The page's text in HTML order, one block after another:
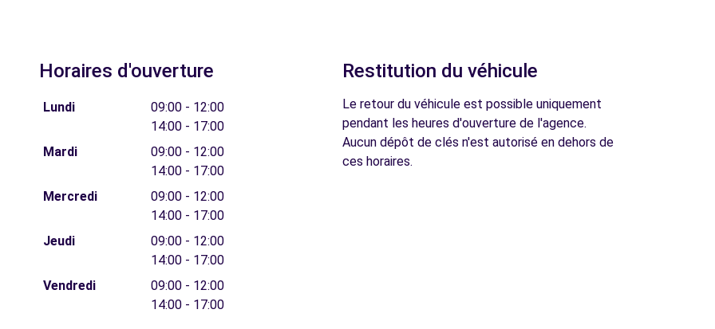
Horaires d'ouverture
Lundi
09:00 - 12:00
14:00 - 17:00
Mardi
09:00 - 12:00
14:00 - 17:00
Mercredi
09:00 - 12:00
14:00 - 17:00
Jeudi
09:00 - 12:00
14:00 - 17:00
Vendredi
09:00 - 12:00
14:00 - 17:00
Restitution du véhicule
Le retour du véhicule est possible uniquement
pendant les heures d'ouverture de l'agence.
Aucun dépôt de clés n'est autorisé en dehors de
ces horaires.